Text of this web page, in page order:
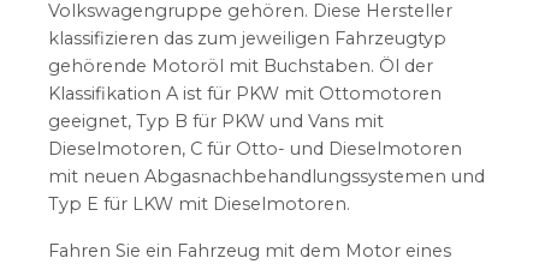
Volkswagengruppe gehören. Diese Hersteller
klassifizieren das zum jeweiligen Fahrzeugtyp
gehörende Motoröl mit Buchstaben. Öl der
Klassifikation A ist für PKW mit Ottomotoren
geeignet, Typ B für PKW und Vans mit
Dieselmotoren, C für Otto- und Dieselmotoren
mit neuen Abgasnachbehandlungssystemen und
Typ E für LKW mit Dieselmotoren.
Fahren Sie ein Fahrzeug mit dem Motor eines